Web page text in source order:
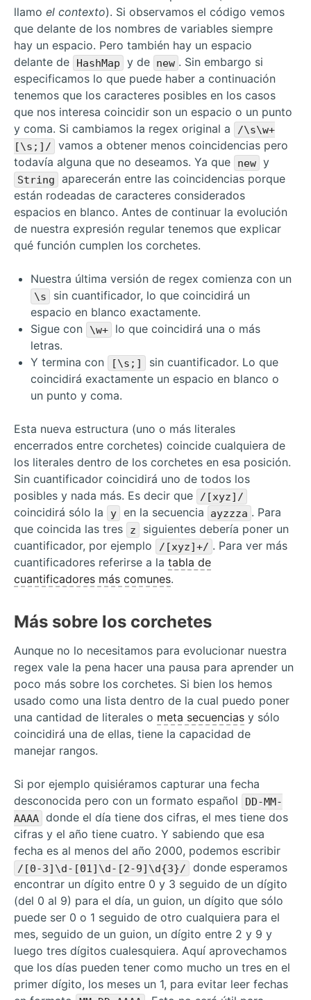
llamo el contexto). Si observamos el código vemos
que delante de los nombres de variables siempre
hay un espacio. Pero también hay un espacio
delante de
HashMap y de new . Sin embargo si
especificamos lo que puede haber a continuación
tenemos que los caracteres posibles en los casos
que nos interesa coincidir son un espacio o un punto
y coma. Si cambiamos la regex original a
/\s\w+
[\s;]/
vamos a obtener menos coincidencias pero
todavía alguna que no deseamos. Ya que
new y
String
aparecerán entre las coincidencias porque
están rodeadas de caracteres considerados
espacios en blanco. Antes de continuar la evolución
de nuestra expresión regular tenemos que explicar
qué función cumplen los corchetes.
Nuestra última versión de regex comienza con un
\s
sin cuantificador, lo que coincidirá un
espacio en blanco exactamente.
Sigue con
\w+
lo que coincidirá una o más
letras.
Y termina con
[\s;]
sin cuantificador. Lo que
coincidirá exactamente un espacio en blanco o
un punto y coma.
Esta nueva estructura (uno o más literales
encerrados entre corchetes) coincide cualquiera de
los literales dentro de los corchetes en esa posición.
Sin cuantificador coincidirá uno de todos los
posibles y nada más. Es decir que
/[xyz]/
coincidirá sólo la y en la secuencia ayzzza . Para
que coincida las tres
z
siguientes debería poner un
cuantificador, por ejemplo
/[xyz]+/ . Para ver más
cuantificadores referirse a la tabla de
cuantificadores más comunes.
Más sobre los corchetes
Aunque no lo necesitamos para evolucionar nuestra
regex vale la pena hacer una pausa para aprender un
poco más sobre los corchetes. Si bien los hemos
usado como una lista dentro de la cual puedo poner
una cantidad de literales o meta secuencias y sólo
coincidirá una de ellas, tiene la capacidad de
manejar rangos.
Si por ejemplo quisiéramos capturar una fecha
desconocida pero con un formato español
DD-MM-
AAAA donde el día tiene dos cifras, el mes tiene dos
cifras y el año tiene cuatro. Y sabiendo que esa
fecha es al menos del año 2000, podemos escribir
/[0-3]\d-[01]\d-[2-9]\d{3}/
donde esperamos
encontrar un dígito entre 0 y 3 seguido de un dígito
(del 0 al 9) para el día, un guion, un dígito que sólo
puede ser 0 o 1 seguido de otro cualquiera para el
mes, seguido de un guion, un dígito entre 2 y 9 y
luego tres dígitos cualesquiera. Aquí aprovechamos
que los días pueden tener como mucho un tres en el
primer dígito, los meses un 1, para evitar leer fechas